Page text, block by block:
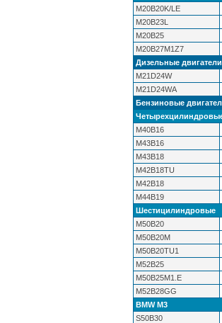
M20B20K/LE
M20B23L
M20B25
M20B27M1Z7
Дизельные
M21D24W
M21D24WA
Бензиновые
M40B16
M43B16
M43B18
M42B18TU
M42B18
M44B19
Шестицилиндровые
M50B20
M50B20M
M50B20TU1
M52B25
M50B25M1.E
M52B28GG
BMW М3
S50B30